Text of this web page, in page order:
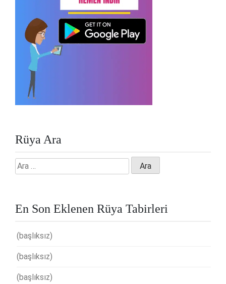
Rüya Ara
Arama:
En Son Eklenen Rüya Tabirleri
(başlıksız)
(başlıksız)
(başlıksız)